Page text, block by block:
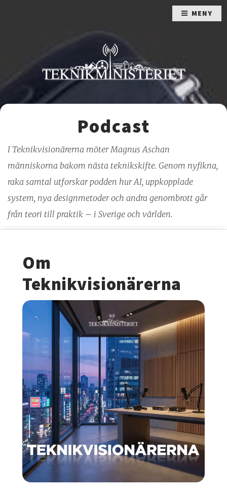
Podcast
I Teknikvisionärerna möter Magnus Aschan
människorna bakom nästa teknikskifte. Genom nyfikna,
raka samtal utforskar podden hur AI, uppkopplade
system, nya designmetoder och andra genombrott går
från teori till praktik – i Sverige och världen.
Om
Teknikvisionärerna
MENY